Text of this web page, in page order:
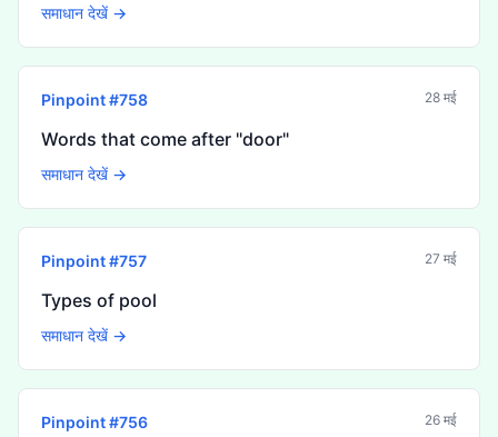
समाधान देखें →
Pinpoint #758 28 मई
Words that come after "door"
समाधान देखें →
Pinpoint #757 27 मई
Types of pool
समाधान देखें →
Pinpoint #756 26 मई